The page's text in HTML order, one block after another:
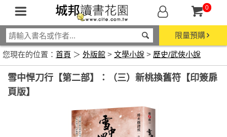
0
限量預購
您現在的位置： 首頁 ＞ 外版館 > 文學小說 > 歷史/武俠小說
雪中悍刀行【第二部】：（三）新桃換舊符【印簽扉
頁版】